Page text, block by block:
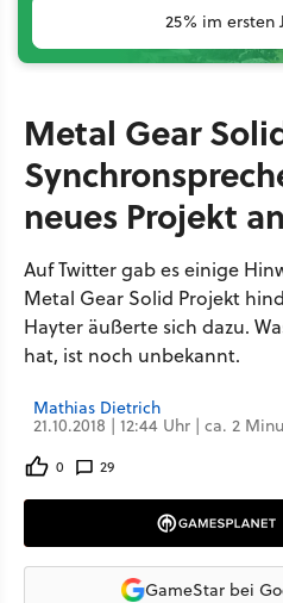
25% im ersten
Metal Gear
neues Projekt an
Auf Twitter gab es einige
Metal Gear Solid Projekt
Hayter äußerte sich dazu.
hat, ist noch unbekannt.
Mathias Dietrich
21.10.2018 | 12:44 Uhr | ca. 2
0 29
GameStar bei